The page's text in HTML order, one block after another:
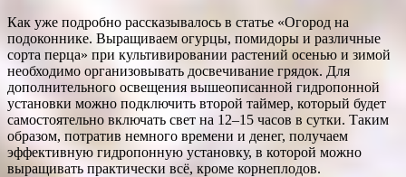
Как уже подробно рассказывалось в статье «Огород на
подоконнике. Выращиваем огурцы, помидоры и различные
сорта перца» при культивировании растений осенью и зимой
необходимо организовывать досвечивание грядок. Для
дополнительного освещения вышеописанной гидропонной
установки можно подключить второй таймер, который будет
самостоятельно включать свет на 12–15 часов в сутки. Таким
образом, потратив немного времени и денег, получаем
эффективную гидропонную установку, в которой можно
выращивать практически всё, кроме корнеплодов.